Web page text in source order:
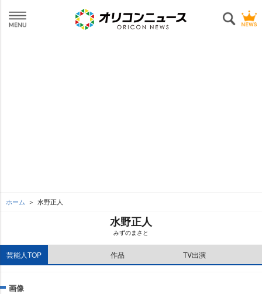
ホーム 水野正人
水野正人
みずのまさと
芸能人TOP 作品 TV出演
画像